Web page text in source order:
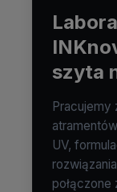
szyta
Pracujemy
UV,